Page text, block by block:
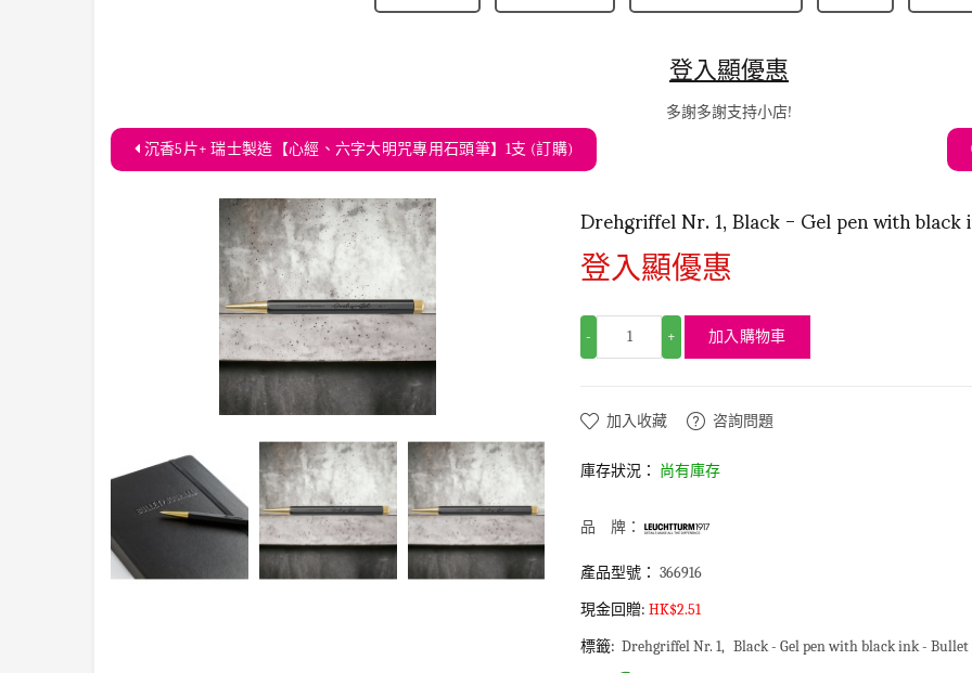
登入顯優惠
多謝多謝支持小店!
沉香5片+ 瑞士製造【心經、六字大明咒專用石頭筆】1支 (訂購)
Drehgriffel Nr. 1, Black - Gel pen with
登入顯優惠
- + 加入購物車
加入收藏 咨詢問題
庫存狀況： 尚有庫存
品 牌：
產品型號： 366916
現金回贈: HK$2.51
標籤: Drehgriffel Nr. 1 Black - Gel pen with black ink -